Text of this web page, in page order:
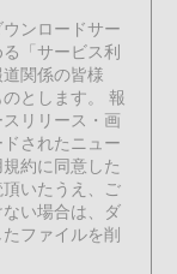
ンロードサー
「サービス利
関係の皆様
とします。 報
リリース・画
されたニュー
約に同意した
いたうえ、ご
い場合は、ダ
ファイルを削